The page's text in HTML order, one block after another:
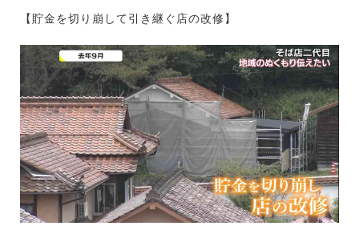
【貯金を切り崩して引き継ぐ店の改修】